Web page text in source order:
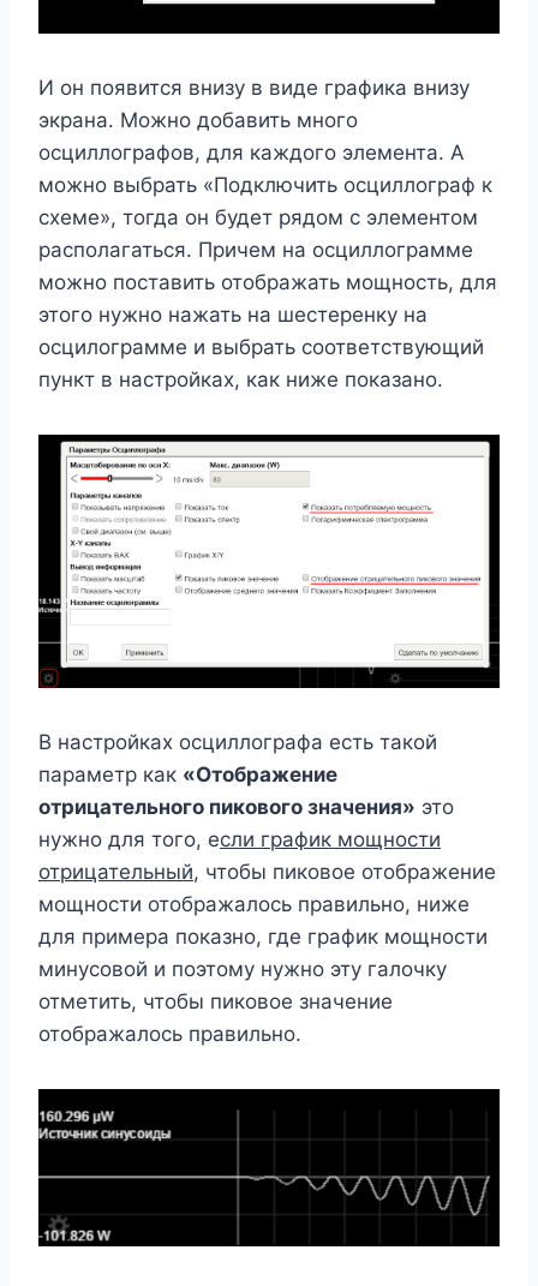
И он появится внизу в виде графика внизу
экрана. Можно добавить много
осциллографов, для каждого элемента. А
можно выбрать «Подключить осциллограф к
схеме», тогда он будет рядом с элементом
располагаться. Причем на осциллограмме
можно поставить отображать мощность, для
этого нужно нажать на шестеренку на
осцилограмме и выбрать соответствующий
пункт в настройках, как ниже показано.
В настройках осциллографа есть такой
параметр как «Отображение
отрицательного пикового значения» это
нужно для того, если график мощности
отрицательный, чтобы пиковое отображение
мощности отображалось правильно, ниже
для примера показно, где график мощности
минусовой и поэтому нужно эту галочку
отметить, чтобы пиковое значение
отображалось правильно.